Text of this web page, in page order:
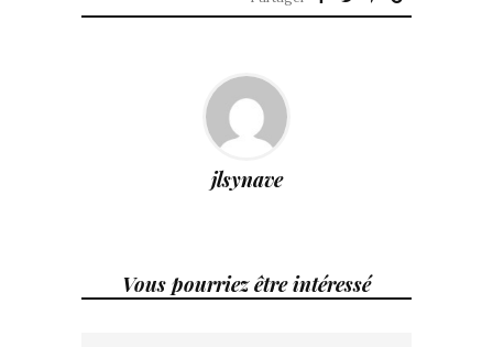
jlsynave
Vous pourriez être intéressé